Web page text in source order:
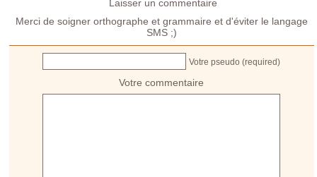
Laisser un commentaire
Merci de soigner orthographe et grammaire et d'éviter le langage
SMS ;)
Votre pseudo (required)
Votre commentaire